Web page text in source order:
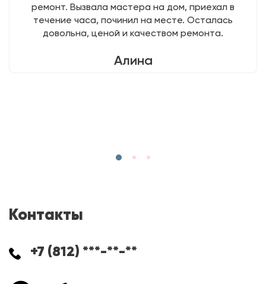
ремонт. Вызвала мастера на дом, приехал в
течение часа, починил на месте. Осталась
довольна, ценой и качеством ремонта.
Алина
Контакты
+7 (812) ***-**-**